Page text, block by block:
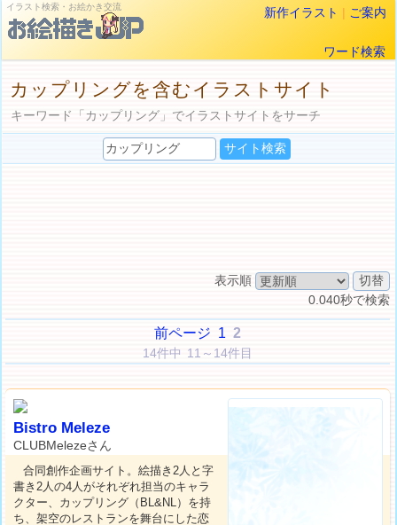
イラスト検索・お絵かき交流 新作イラスト | ご案内
ワード検索
カップリングを含むイラストサイト
キーワード「カップリング」でイラストサイトをサーチ
表示順
0.040秒で検索
前ページ 1 2
14件中 11～14件目
Bistro Meleze
CLUBMelezeさん
合同創作企画サイト。絵描き2人と字
書き2人の4人がそれぞれ担当のキャラ
クター、カップリング（BL&NL）を持
ち、架空のレストランを舞台にした恋